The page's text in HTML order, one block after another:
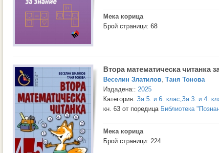
Мека корица
Брой страници: 68
Втора математическа читанка
Веселин Златилов, Таня Тонова
Издадена:: 2025
Категория: За 5. и 6. клас,За 3. и 4.
кн. 63 от поредица Библиотека
Мека корица
Брой страници: 224